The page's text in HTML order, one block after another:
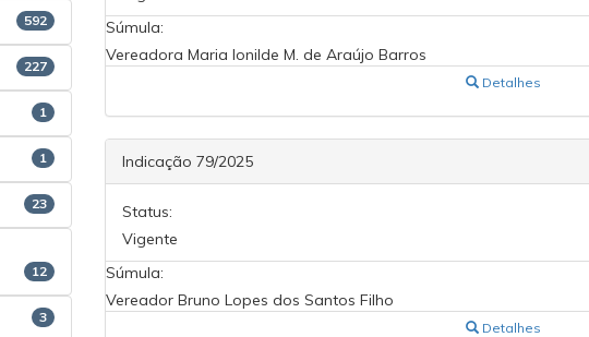
592
227
1
1
23
12
3
Súmula:
Vereadora Maria Ionilde M. de Araújo Barros
Detalhes
Indicação 79/2025
Status:
Vigente
Súmula:
Vereador Bruno Lopes dos Santos Filho
Detalhes